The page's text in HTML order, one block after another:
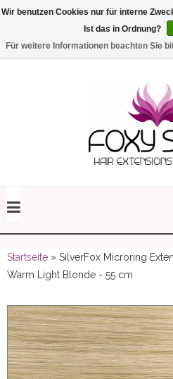
150 gram)
Startseite » SilverFox Microring
Warm Light Blonde - 55 cm
Wir benutzen Cookies nur für interne
Ist das in Ordnung?
Für weitere Informationen beachten Sie